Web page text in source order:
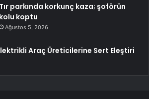
Tır parkında korkunç kaza; şoförün
kolu koptu
Ağustos 5, 2026
Araç Üreticilerine Sert Eleştiri